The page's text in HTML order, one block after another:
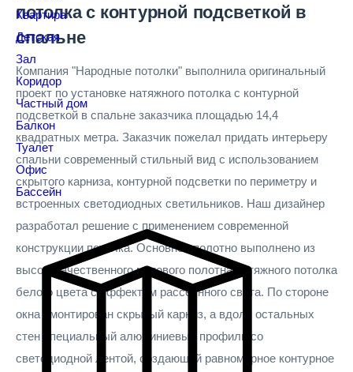
Квартира
Детская
Зал
Коридор
Частный дом
Балкон
Туалет
Офис
Бассейн
потолка с контурной подсветкой в
спальне
Компания "Народные потолки" выполнила оригинальный
проект по установке натяжного потолка с контурной
подсветкой в спальне заказчика площадью 14,4
квадратных метра. Заказчик пожелал придать интерьеру
спальни современный стильный вид с использованием
скрытого карниза, контурной подсветки по периметру и
встроенных светодиодных светильников. Наш дизайнер
разработал решение с применением современной
конструкции потолка. Основное полотно выполнено из
высококачественного матового полотна натяжного потолка
белого цвета с эффектом рассеянного света. По стороне
окна смонтирован скрытый карниз, а вдоль остальных
стен специальный алюминиевый профиль со
светодиодной лентой, создающей равномерное контурное